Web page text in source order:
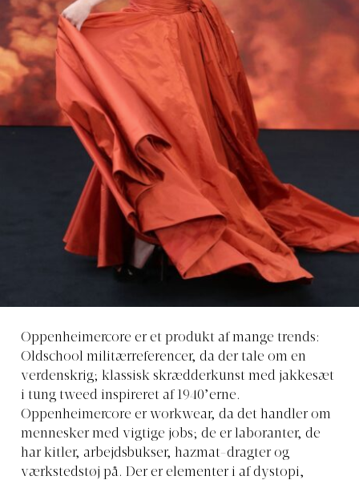
Oppenheimercore er et produkt af mange trends:
Oldschool militærreferencer, da der tale om en
verdenskrig; klassisk skrædderkunst med jakkesæt
i tung tweed inspireret af 1940’erne.
Oppenheimercore er workwear, da det handler om
mennesker med vigtige jobs; de er laboranter, de
har kitler, arbejdsbukser, hazmat-dragter og
værkstedstøj på. Der er elementer i af dystopi,